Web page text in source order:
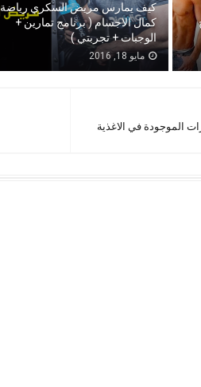
كيف يمارس مريض السكري رياضة
كمال الاجسام ( برنامج تمارين +
الوجبات + تجربتي )
مايو 18, 2016
الموجودة في الاغذية